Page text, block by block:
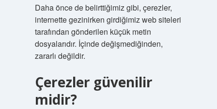
Daha önce de belirttiğimiz gibi, çerezler,
internette gezinirken girdiğimiz web siteleri
tarafından gönderilen küçük metin
dosyalarıdır. İçinde değişmediğinden,
zararlı değildir.
Çerezler güvenilir
midir?